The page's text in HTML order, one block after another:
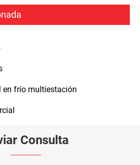
en frío multiestación
Consulta